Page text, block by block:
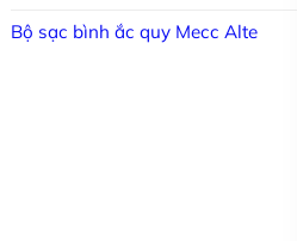
Bộ sạc bình ắc quy Mecc Alte